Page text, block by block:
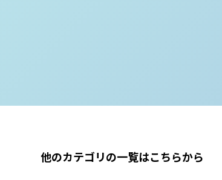
他のカテゴリの一覧はこちらから